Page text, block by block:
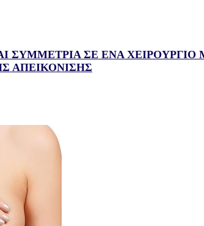
ΣΥΜΜΕΤΡΙΑ ΣΕ ΕΝΑ ΧΕΙΡΟΥΡΓΙΟ
ΑΠΕΙΚΟΝΙΣΗΣ